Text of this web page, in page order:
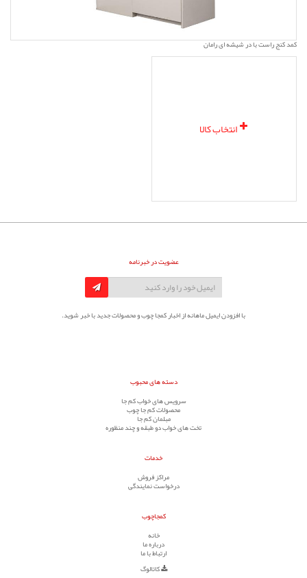
کمد کنج راست با در شیشه ای رامان
انتخاب کالا
عضویت در خبرنامه
با افزودن ایمیل ماهانه از اخبار کمجا چوب و محصولات جدید با خبر شوید.
دسته های محبوب
سرویس های خواب کم جا
محصولات کم جا چوب
مبلمان کم جا
تخت های خواب دو طبقه و چند منظوره
خدمات
مراکز فروش
درخواست نمایندگی
کمجاچوب
خانه
درباره ما
ارتباط با ما
کاتالوگ